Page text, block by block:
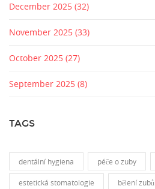
December 2025 (32)
November 2025 (33)
October 2025 (27)
September 2025 (8)
TAGS
dentální hygiena péče o zuby
estetická stomatologie bělení zubů